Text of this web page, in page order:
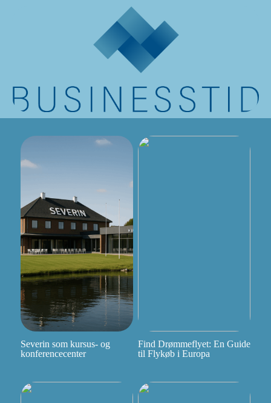
Severin som kursus- og
konferencecenter
Find Drømmeflyet: En Guide
til Flykøb i Europa